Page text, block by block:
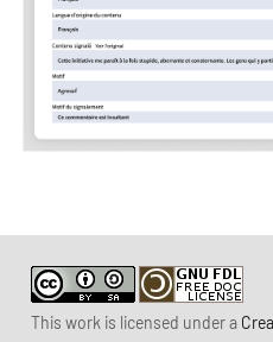
This work is licensed under a